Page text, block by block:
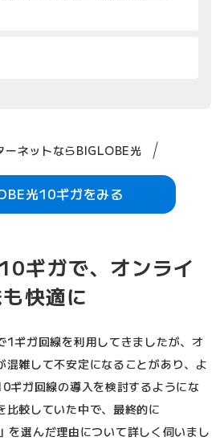
ーネットならBIGLOBE光
光10ギガをみる
ギガで、オンライ
快適に
1ギガ回線を利用してきましたが、オ
混雑して不安定になることがあり、よ
ギガ回線の導入を検討するようにな
比較していた中で、最終的に
を選んだ理由について詳しく伺いまし